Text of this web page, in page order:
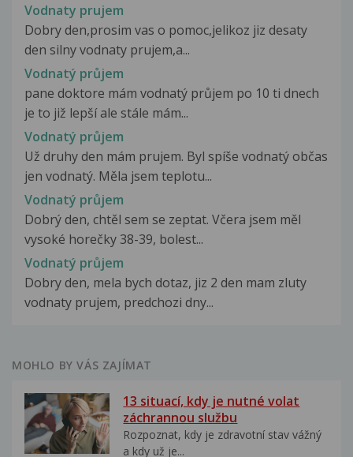
Vodnaty prujem
Dobry den,prosim vas o pomoc,jelikoz jiz desaty
den silny vodnaty prujem,a...
Vodnatý průjem
pane doktore mám vodnatý průjem po 10 ti dnech
je to již lepší ale stále mám...
Vodnatý průjem
Už druhy den mám prujem. Byl spíše vodnatý občas
jen vodnatý. Měla jsem teplotu...
Vodnatý průjem
Dobrý den, chtěl sem se zeptat. Včera jsem měl
vysoké horečky 38-39, bolest...
Vodnatý průjem
Dobry den, mela bych dotaz, jiz 2 den mam zluty
vodnaty prujem, predchozi dny...
MOHLO BY VÁS ZAJÍMAT
13 situací, kdy je nutné volat
záchrannou službu
Rozpoznat, kdy je zdravotní stav vážný
a kdy už je...